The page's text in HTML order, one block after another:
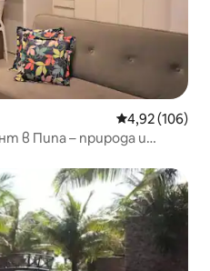
Средна
4,92 (106)
в Пипа – природа и